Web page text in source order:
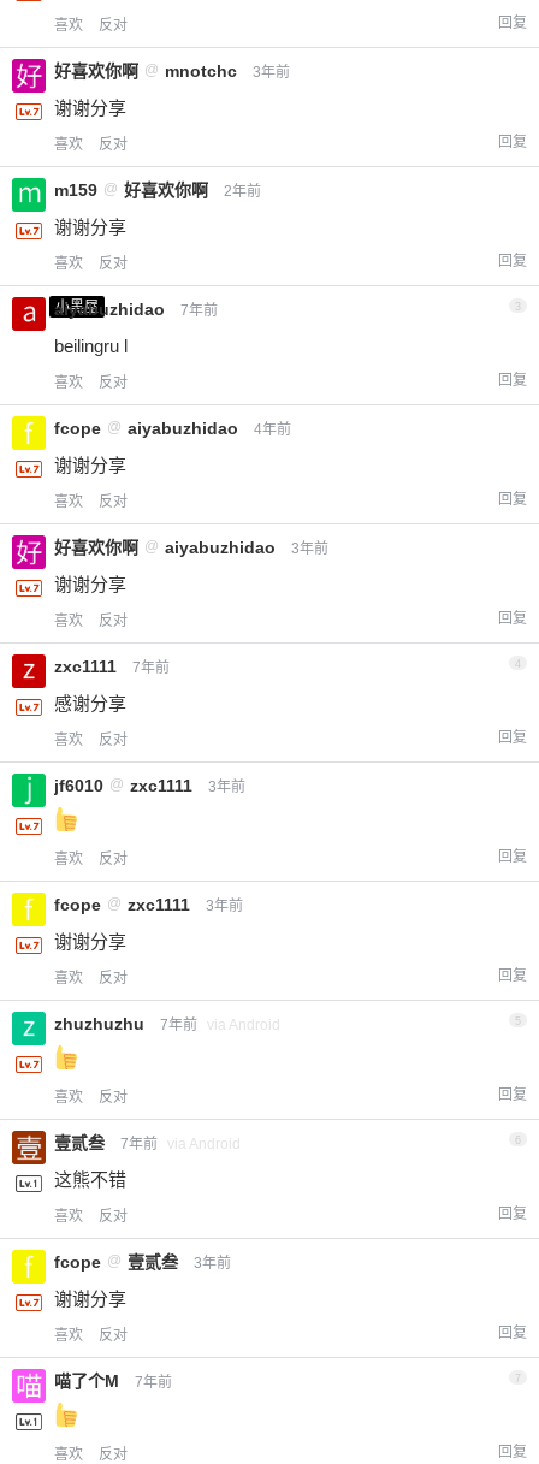
喜欢 反对 回复
好喜欢你啊 @ mnotchc 3年前
谢谢分享
喜欢 反对 回复
m159 @ 好喜欢你啊 2年前
谢谢分享
喜欢 反对 回复
小黑屋
aiyabuzhidao 7年前 3
beilingru l
喜欢 反对 回复
fcope @ aiyabuzhidao 4年前
谢谢分享
喜欢 反对 回复
好喜欢你啊 @ aiyabuzhidao 3年前
谢谢分享
喜欢 反对 回复
zxc1111 7年前 4
感谢分享
喜欢 反对 回复
jf6010 @ zxc1111 3年前
喜欢 反对 回复
fcope @ zxc1111 3年前
谢谢分享
喜欢 反对 回复
zhuzhuzhu 7年前 via Android 5
喜欢 反对 回复
壹贰叁 7年前 via Android
这熊不错
喜欢 反对 回复
fcope @ 壹贰叁 3年前
谢谢分享
喜欢 反对 回复
喵了个M 7年前 7
喜欢 反对 回复